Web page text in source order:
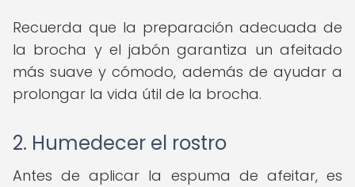
Recuerda que la preparación adecuada de
la brocha y el jabón garantiza un afeitado
más suave y cómodo, además de ayudar a
prolongar la vida útil de la brocha.
2. Humedecer el rostro
Antes de aplicar la espuma de afeitar, es